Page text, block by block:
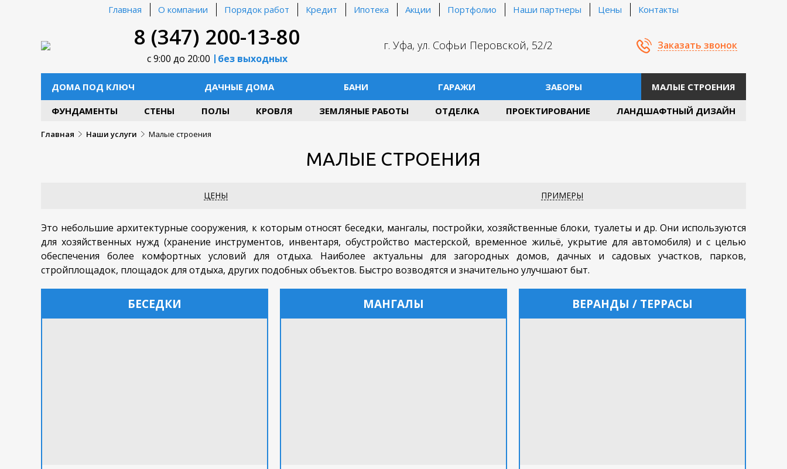
Главная О компании Порядок работ Кредит Ипотека Акции Портфолио Наши партнеры Цены Контакты
8 (347) 200-13-80
с 9:00 до 20:00 без выходных
г. Уфа, ул. Софьи Перовской, 52/2 Заказать звонок
ДОМА ПОД КЛЮЧ ДАЧНЫЕ ДОМА БАНИ ГАРАЖИ ЗАБОРЫ МАЛЫЕ СТРОЕНИЯ
ФУНДАМЕНТЫ СТЕНЫ ПОЛЫ КРОВЛЯ ЗЕМЛЯНЫЕ РАБОТЫ ОТДЕЛКА ПРОЕКТИРОВАНИЕ ЛАНДШАФТНЫЙ ДИЗАЙН
Главная Наши услуги Малые строения
МАЛЫЕ СТРОЕНИЯ
ЦЕНЫ ПРИМЕРЫ
Это небольшие архитектурные сооружения, к которым относят беседки, мангалы, постройки, хозяйственные блоки, туалеты и др. Они используются
для хозяйственных нужд (хранение инструментов, инвентаря, обустройство мастерской, временное жильё, укрытие для автомобиля) и с целью
обеспечения более комфортных условий для отдыха. Наиболее актуальны для загородных домов, дачных и садовых участков, парков,
стройплощадок, площадок для отдыха, других подобных объектов. Быстро возводятся и значительно улучшают быт.
БЕСЕДКИ МАНГАЛЫ ВЕРАНДЫ / ТЕРРАСЫ